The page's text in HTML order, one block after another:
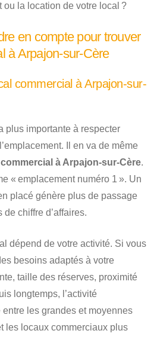
ou la location de votre local ?
en compte pour trouver
à Arpajon-sur-Cère
commercial à Arpajon-sur-
plus importante à respecter
Il en va de même
commercial à Arpajon-sur-Cère.
« emplacement numéro 1 ». Un
placé génère plus de passage
chiffre d’affaires.
dépend de votre activité. Si vous
besoins adaptés à votre
taille des réserves, proximité
longtemps, l’activité
les grandes et moyennes
les locaux commerciaux plus